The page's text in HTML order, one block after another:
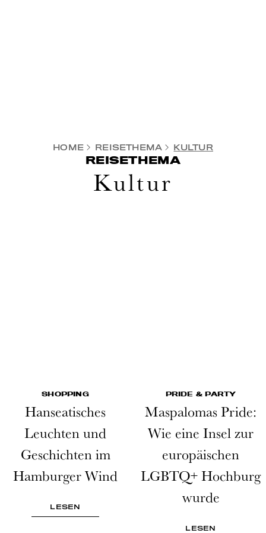
REISETHEMA
Kultur
HOME REISETHEMA KULTUR
SHOPPING
Hanseatisches
Leuchten und
Geschichten im
Hamburger Wind
LESEN
PRIDE & PARTY
Maspalomas Pride:
Wie eine Insel zur
europäischen
LGBTQ+ Hochburg
wurde
LESEN